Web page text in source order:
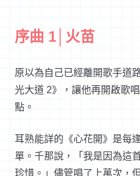
序曲 1│火苗
原以為自己已經離開歌手道
光大道 2》，讓他再開啟歌
點。
耳熟能詳的《心花開》是每
單。千那說，「我是因為這
珍惜。」儘管唱了上萬次，